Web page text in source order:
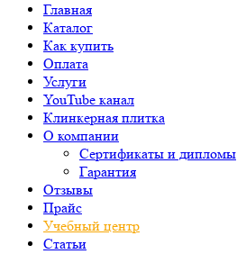
Главная
Каталог
Как купить
Оплата
Услуги
YouTube канал
Клинкерная плитка
О компании
Сертификаты и дипломы
Гарантия
Отзывы
Прайс
Учебный центр
Статьи